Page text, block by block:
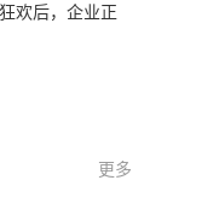
欢后，企业正
更多